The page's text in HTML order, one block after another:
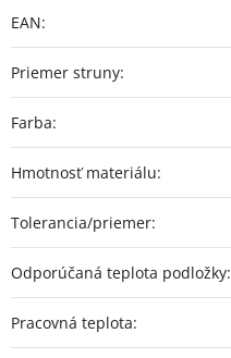
EAN:
Priemer struny:
Farba:
Hmotnosť materiálu:
Tolerancia/priemer:
Odporúčaná teplota podložky:
Pracovná teplota: